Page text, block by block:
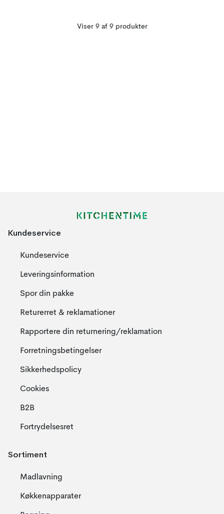
Viser 9 af 9 produkter
Kundeservice
Kundeservice
Leveringsinformation
Spor din pakke
Returerret & reklamationer
Rapportere din returnering/reklamation
Forretningsbetingelser
Sikkerhedspolicy
Cookies
B2B
Fortrydelsesret
Sortiment
Madlavning
Køkkenapparater